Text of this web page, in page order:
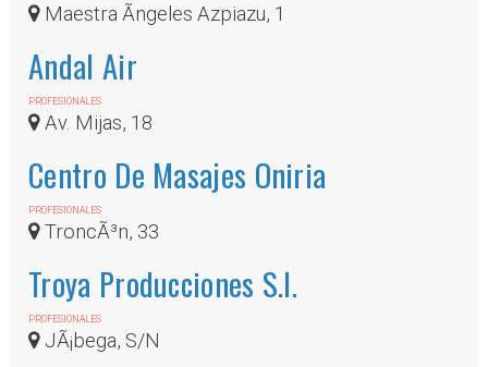
Maestra Ãngeles Azpiazu, 1
Andal Air
PROFESIONALES
Av. Mijas, 18
Centro De Masajes Oniria
PROFESIONALES
TroncÃ³n, 33
Troya Producciones S.l.
PROFESIONALES
JÃ¡bega, S/N